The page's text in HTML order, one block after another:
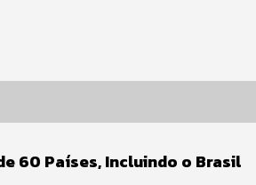
60 Países, Incluindo o Brasil